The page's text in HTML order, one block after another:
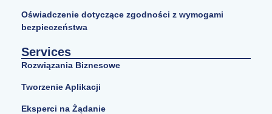
Oświadczenie dotyczące zgodności z wymogami
bezpieczeństwa
Services
Rozwiązania Biznesowe
Tworzenie Aplikacji
Eksperci na Żądanie